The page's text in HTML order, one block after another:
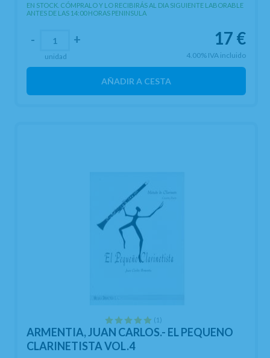
EN STOCK. CÓMPRALO Y LO RECIBIRÁS AL DIA SIGUIENTE LABORABLE
ANTES DE LAS 14:00 HORAS PENINSULA
17 €
4.00% IVA incluido
- +
unidad
AÑADIR A CESTA
(1)
ARMENTIA, JUAN CARLOS.- EL PEQUENO
CLARINETISTA VOL.4